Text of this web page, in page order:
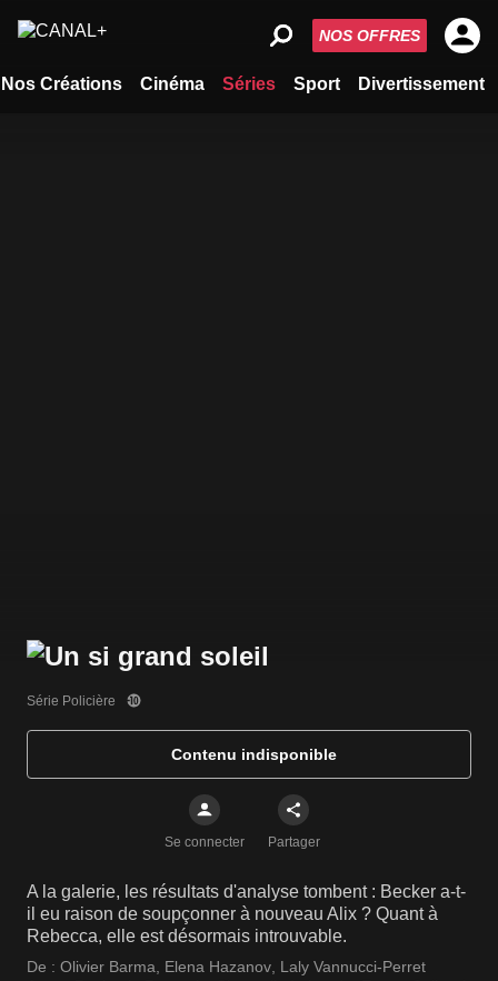
Nos Créations Cinéma Séries Sport Divertissement
NOS OFFRES
Série Policière
Contenu indisponible
Se connecter Partager
A la galerie, les résultats d'analyse tombent : Becker a-t-
il eu raison de soupçonner à nouveau Alix ? Quant à
Rebecca, elle est désormais introuvable.
De : Olivier Barma, Elena Hazanov, Laly Vannucci-Perret